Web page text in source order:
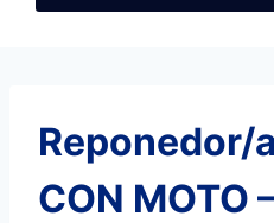
Reponedor/
CON MOTO